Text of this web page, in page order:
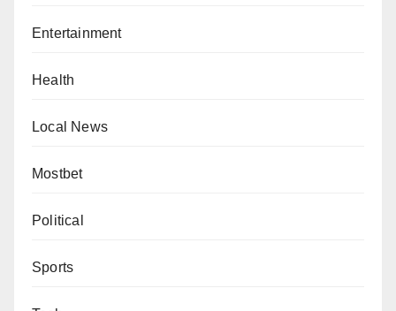
Entertainment
Health
Local News
Mostbet
Political
Sports